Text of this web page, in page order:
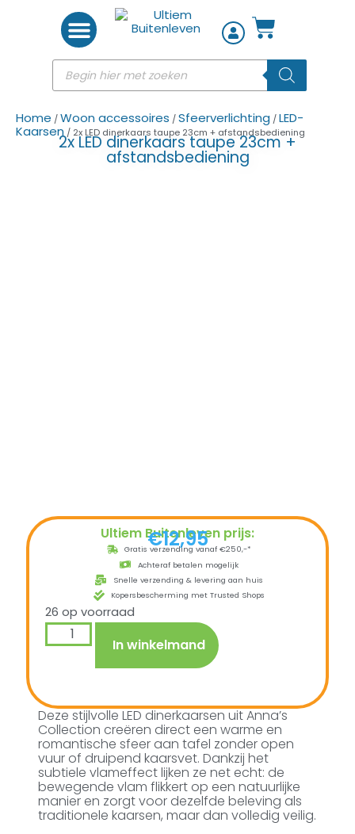
Home /Woon accessoires /Sfeerverlichting /LED-
Kaarsen / 2x LED dinerkaars taupe 23cm + afstandsbediening
2x LED dinerkaars taupe 23cm +
afstandsbediening
Ultiem Buitenleven prijs:
€12,95
Gratis verzending vanaf €250,-*
Achteraf betalen mogelijk
Snelle verzending & levering aan huis
Kopersbescherming met Trusted Shops
26 op voorraad
In winkelmand
Deze stijlvolle LED dinerkaarsen uit Anna’s
Collection creëren direct een warme en
romantische sfeer aan tafel zonder open
vuur of druipend kaarsvet. Dankzij het
subtiele vlameffect lijken ze net echt: de
bewegende vlam flikkert op een natuurlijke
manier en zorgt voor dezelfde beleving als
traditionele kaarsen, maar dan volledig veilig.